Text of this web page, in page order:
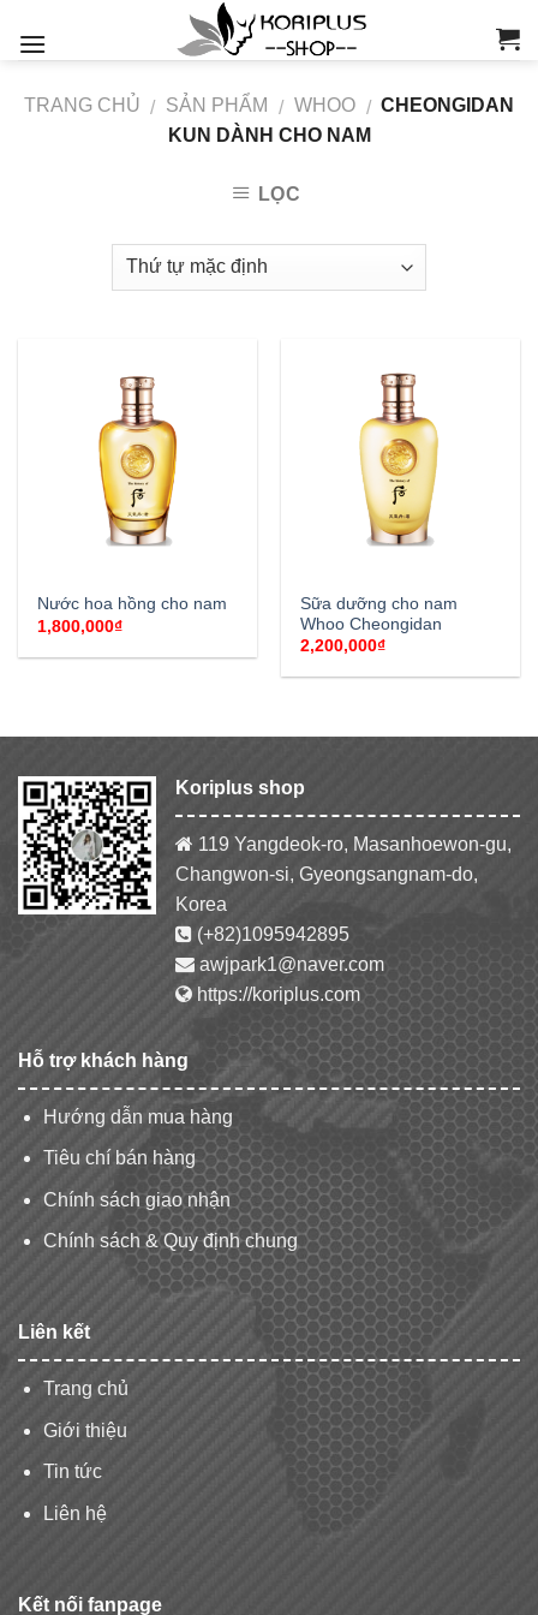
TRANG CHỦ / SẢN PHẨM / WHOO / CHEONGIDAN
KUN DÀNH CHO NAM
LỌC
Nước hoa hồng cho nam
1,800,000₫
Sữa dưỡng cho nam
Whoo Cheongidan
2,200,000₫
Koriplus shop
119 Yangdeok-ro, Masanhoewon-gu,
Changwon-si, Gyeongsangnam-do,
Korea
(+82)1095942895
awjpark1@naver.com
https://koriplus.com
Hỗ trợ khách hàng
Hướng dẫn mua hàng
Tiêu chí bán hàng
Chính sách giao nhận
Chính sách & Quy định chung
Liên kết
Trang chủ
Giới thiệu
Tin tức
Liên hệ
Kết nối fanpage